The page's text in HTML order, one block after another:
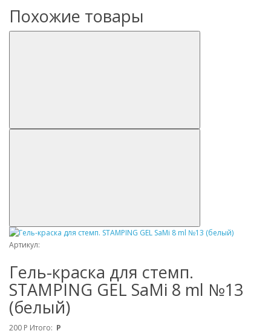
Похожие товары
Артикул:
Гель-краска для стемп.
STAMPING GEL SaMi 8 ml №13
(белый)
200 Р Итого: Р